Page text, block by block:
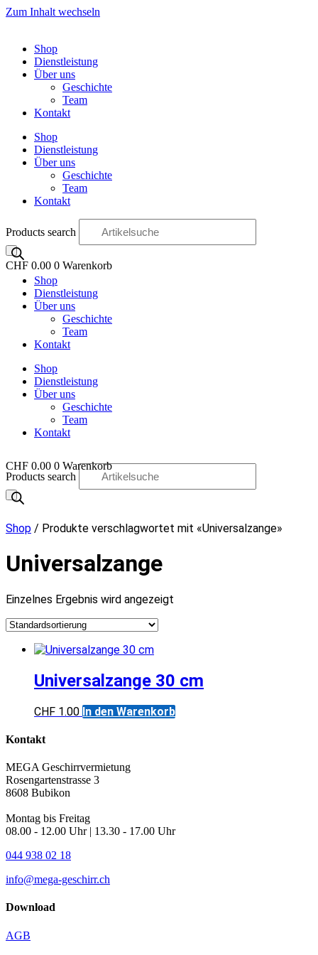
Zum Inhalt wechseln
Shop
Dienstleistung
Über uns
Geschichte
Team
Kontakt
Shop
Dienstleistung
Über uns
Geschichte
Team
Kontakt
Products search
CHF 0.00 0 Warenkorb
OO
Shop
Dienstleistung
Über uns
Geschichte
Team
Kontakt
Shop
Dienstleistung
Über uns
Geschichte
Team
Kontakt
CHF 0.00 0 Warenkorb
OO
Products search
Shop / Produkte verschlagwortet mit «Universalzange»
Universalzange
Einzelnes Ergebnis wird angezeigt
Universalzange 30 cm
CHF 1.00 In den Warenkorb
Kontakt
MEGA Geschirrvermietung
Rosengartenstrasse 3
8608 Bubikon
Montag bis Freitag
08.00 - 12.00 Uhr | 13.30 - 17.00 Uhr
044 938 02 18
info@mega-geschirr.ch
Download
AGB